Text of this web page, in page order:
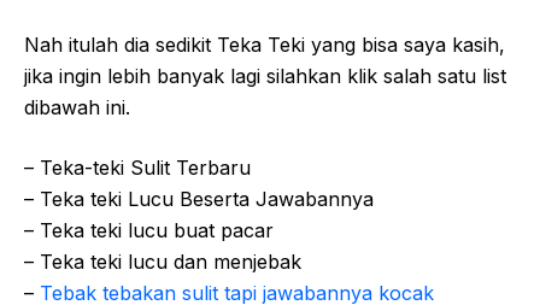
Nah itulah dia sedikit Teka Teki yang bisa saya kasih,
jika ingin lebih banyak lagi silahkan klik salah satu list
dibawah ini.
– Teka-teki Sulit Terbaru
– Teka teki Lucu Beserta Jawabannya
– Teka teki lucu buat pacar
– Teka teki lucu dan menjebak
– Tebak tebakan sulit tapi jawabannya kocak